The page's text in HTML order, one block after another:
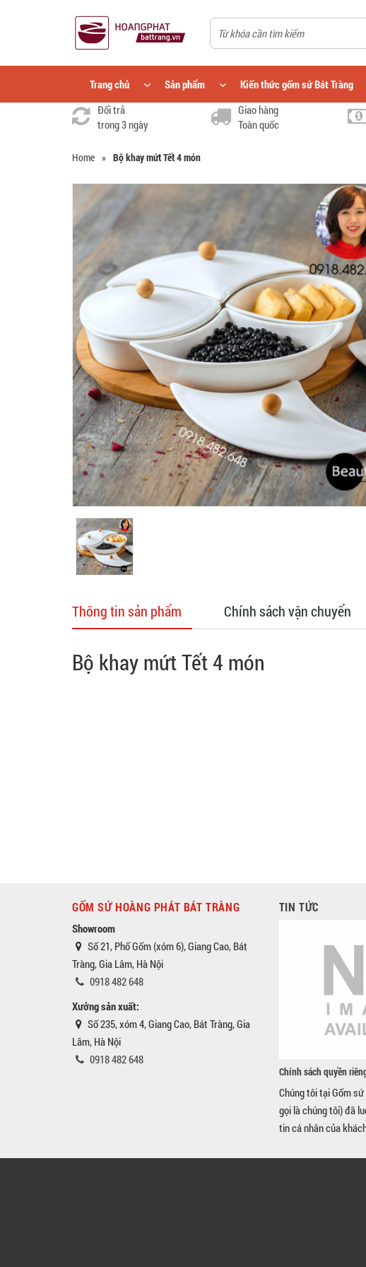
Trang chủ Sản phẩm Kiến thức gốm sứ Bát Tràng
Đổi trả
trong 3 ngày
Giao hàng
Toàn quốc
Home » Bộ khay mứt Tết 4 món
Thông tin sản phẩm Chính sách vận chuyển
Bộ khay mứt Tết 4 món
GỐM SỨ HOÀNG PHÁT BÁT TRÀNG
Showroom
Số 21, Phố Gốm (xóm 6), Giang Cao, Bát
Tràng, Gia Lâm, Hà Nội
0918 482 648
Xưởng sản xuất:
Số 235, xóm 4, Giang Cao, Bát Tràng, Gia
Lâm, Hà Nội
0918 482 648
TIN TỨC
Chính sách quyền
Chúng tôi tại Gốm
gọi là chúng tôi) đã
tin cá nhân của